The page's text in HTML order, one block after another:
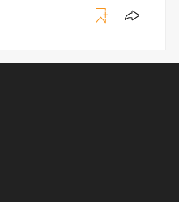
om te handelen